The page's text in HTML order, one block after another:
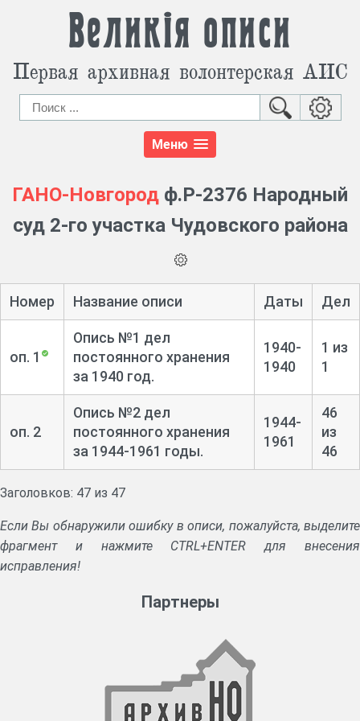
Великія описи
Первая архивная волонтерская АИС
Меню
ГАНО-Новгород ф.Р-2376 Народный
суд 2-го участка Чудовского района
Номер Название описи Даты Дел
оп. 1
Опись №1 дел
постоянного хранения
за 1940 год.
1940-
1940
1 из
1
оп. 2
Опись №2 дел
постоянного хранения
за 1944-1961 годы.
1944-
1961
46
из
46
Заголовков: 47 из 47
Если Вы обнаружили ошибку в описи, пожалуйста, выделите
фрагмент и нажмите CTRL+ENTER для внесения
исправления!
Партнеры